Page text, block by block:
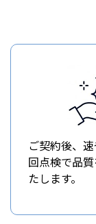
ご契約後、
回点検で品
たします。